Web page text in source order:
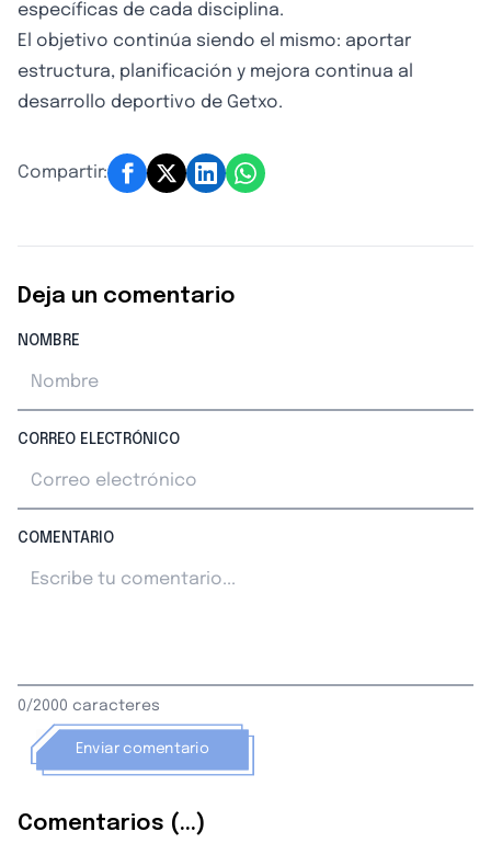
específicas de cada disciplina.
El objetivo continúa siendo el mismo: aportar
estructura, planificación y mejora continua al
desarrollo deportivo de Getxo.
Compartir:
Deja un comentario
NOMBRE
CORREO ELECTRÓNICO
COMENTARIO
0/2000 caracteres
Enviar comentario
Comentarios (...)